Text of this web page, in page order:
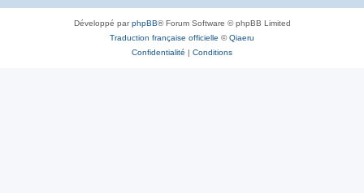
Développé parphpBB® Forum Software © phpBB Limited
Traduction française officielle ©Qiaeru
Confidentialité | Conditions